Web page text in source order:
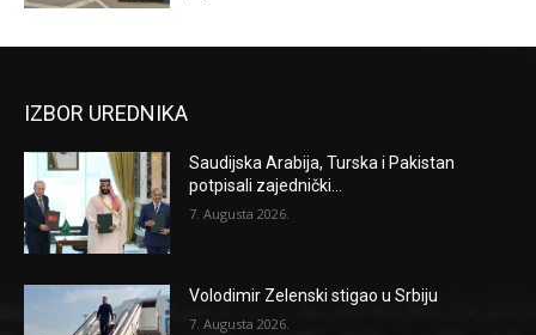
IZBOR UREDNIKA
Saudijska Arabija, Turska i Pakistan
potpisali zajednički...
7. Augusta 2026.
Volodimir Zelenski stigao u Srbiju
7. Augusta 2026.